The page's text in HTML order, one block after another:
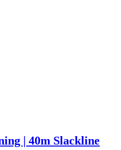
| 40m Slackline